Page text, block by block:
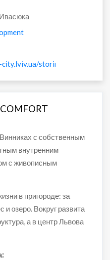
storinka-proektu/
с собственным
внутренним
с живописным
в пригороде: за
и озеро. Вокруг развита
а в центр Львова